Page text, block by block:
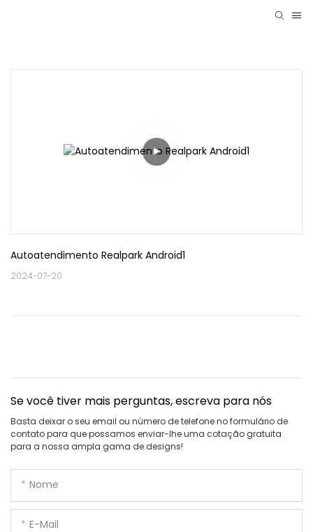
Autoatendimento Realpark Android1
2024-07-20
Se você tiver mais perguntas, escreva para nós
Basta deixar o seu email ou número de telefone no formulário de
contato para que possamos enviar-lhe uma cotação gratuita
para a nossa ampla gama de designs!
Nome
E-Mail